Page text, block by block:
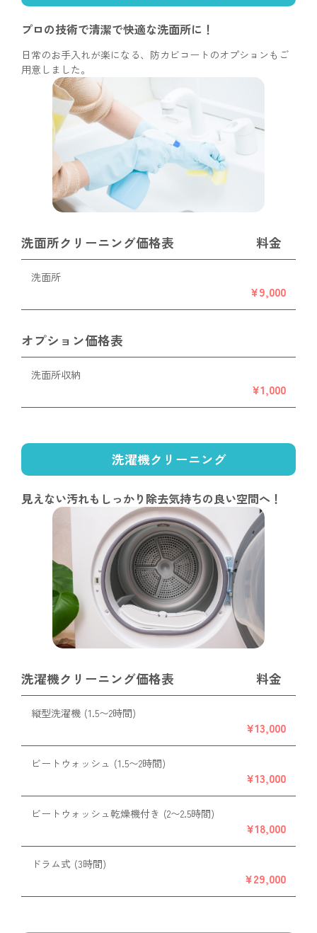
プロの技術で清潔で快適な洗面所に！
日常のお手入れが楽になる、防カビコートのオプションもご
用意しました。
洗面所クリーニング価格表 料金
洗面所
¥9,000
オプション価格表
洗面所収納
¥1,000
洗濯機クリーニング
見えない汚れもしっかり除去気持ちの良い空間へ！
洗濯機クリーニング価格表 料金
縦型洗濯機 (1.5〜2時間)
¥13,000
ビートウォッシュ (1.5〜2時間)
¥13,000
ビートウォッシュ乾燥機付き (2〜2.5時間)
¥18,000
ドラム式 (3時間)
¥29,000